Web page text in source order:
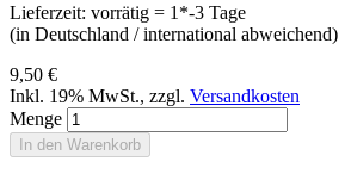
Lieferzeit: vorrätig = 1*-3 Tage
(in Deutschland / international abweichend)
9,50 €
Inkl. 19% MwSt., zzgl. Versandkosten
Menge
In den Warenkorb